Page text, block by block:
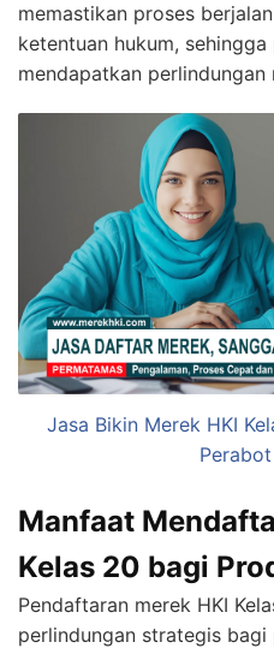
memastikan proses
ketentuan hukum,
mendapatkan perlindungan
Jasa Bikin Merek HKI
Manfaat
Kelas 20 bagi
Pendaftaran merek HKI
perlindungan strategis